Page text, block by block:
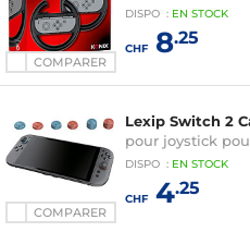
COMPARER
DISPO : EN STOCK
CHF8.25
COMPARER
Lexip Switch 2
pour joystick
DISPO : EN STOCK
CHF4.25